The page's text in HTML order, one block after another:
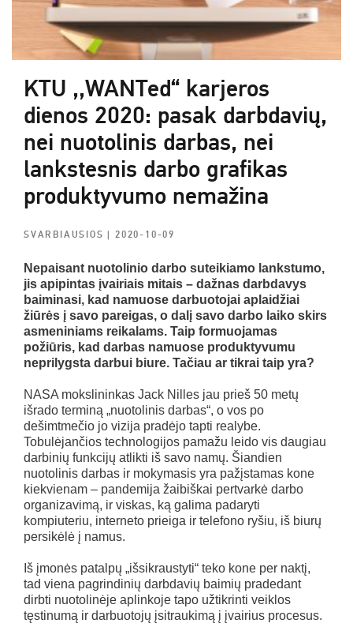
KTU ,,WANTed“ karjeros
dienos 2020: pasak darbdavių,
nei nuotolinis darbas, nei
lankstesnis darbo grafikas
produktyvumo nemažina
SVARBIAUSIOS | 2020-10-09
Nepaisant nuotolinio darbo suteikiamo lankstumo,
jis apipintas įvairiais mitais – dažnas darbdavys
baiminasi, kad namuose darbuotojai aplaidžiai
žiūrės į savo pareigas, o dalį savo darbo laiko skirs
asmeniniams reikalams. Taip formuojamas
požiūris, kad darbas namuose produktyvumu
neprilygsta darbui biure. Tačiau ar tikrai taip yra?
NASA mokslininkas Jack Nilles jau prieš 50 metų
išrado terminą „nuotolinis darbas“, o vos po
dešimtmečio jo vizija pradėjo tapti realybe.
Tobulėjančios technologijos pamažu leido vis daugiau
darbinių funkcijų atlikti iš savo namų. Šiandien
nuotolinis darbas ir mokymasis yra pažįstamas kone
kiekvienam – pandemija žaibiškai pertvarkė darbo
organizavimą, ir viskas, ką galima padaryti
kompiuteriu, interneto prieiga ir telefono ryšiu, iš biurų
persikėlė į namus.
Iš įmonės patalpų „išsikraustyti“ teko kone per naktį,
tad viena pagrindinių darbdavių baimių pradedant
dirbti nuotolinėje aplinkoje tapo užtikrinti veiklos
tęstinumą ir darbuotojų įsitraukimą į įvairius procesus.